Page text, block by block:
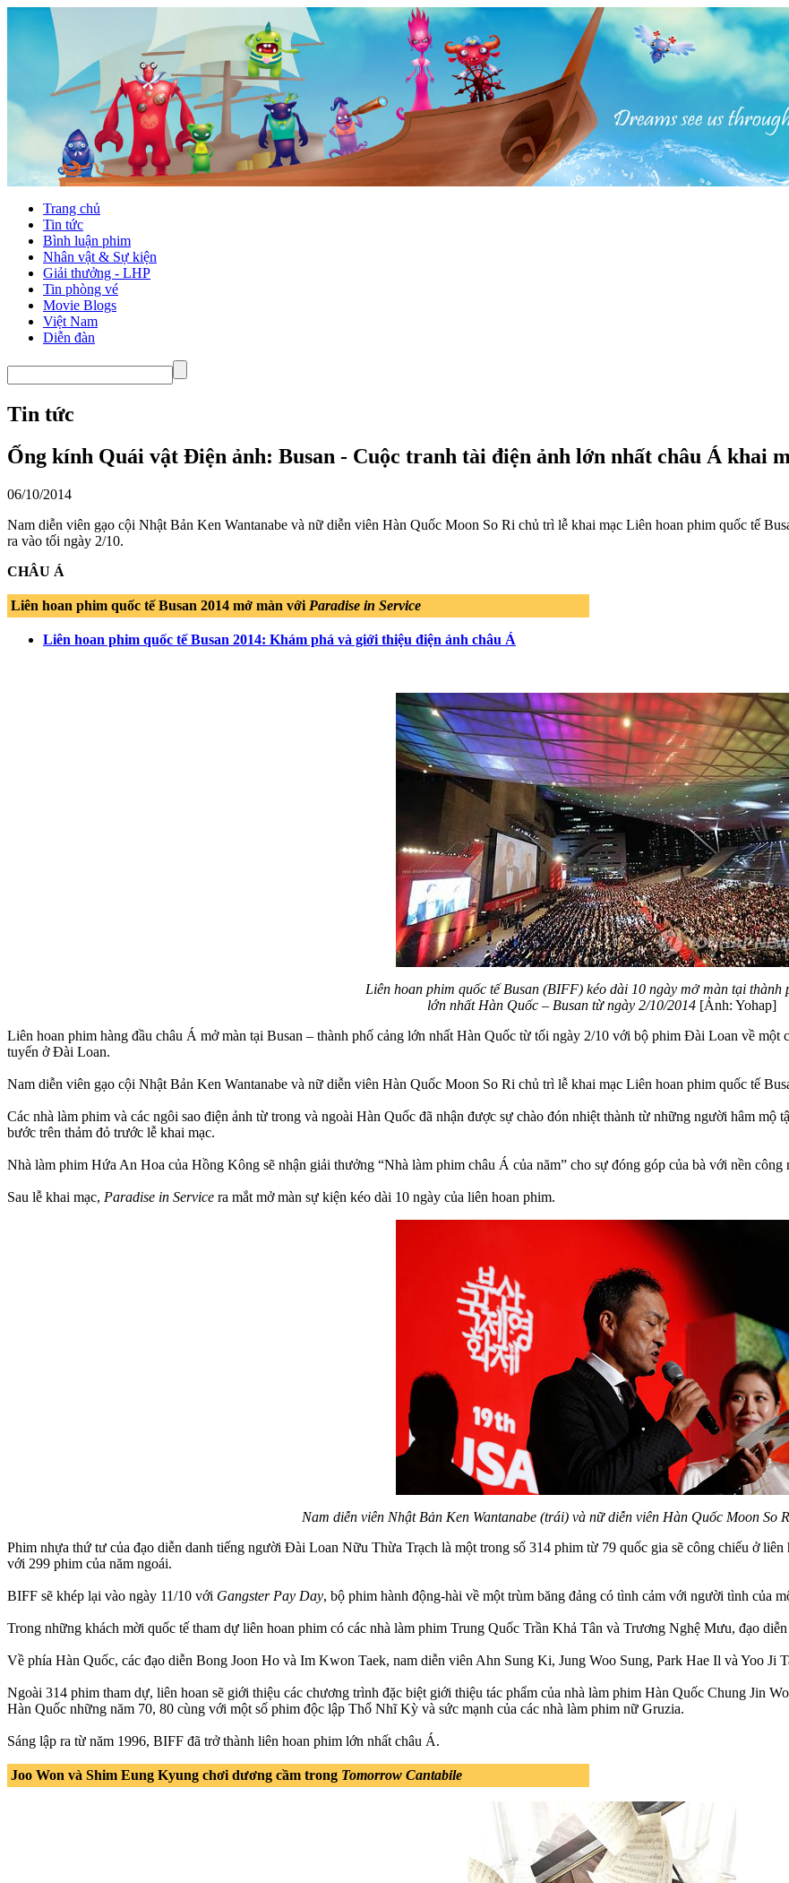
Trang chủ
Tin tức
Bình luận phim
Nhân vật & Sự kiện
Giải thưởng - LHP
Tin phòng vé
Movie Blogs
Việt Nam
Diễn đàn
Tin tức
Ống kính Quái vật Điện ảnh: Busan - Cuộc tranh tài điện ảnh lớn nhất châu Á khai
06/10/2014
Nam diễn viên gạo cội Nhật Bản Ken Wantanabe và nữ diễn viên Hàn Quốc Moon So Ri chủ trì lễ khai mạc Liên hoan phim quốc tế
ra vào tối ngày 2/10.
CHÂU Á
Liên hoan phim quốc tế Busan 2014 mở màn với Paradise in Service
Liên hoan phim quốc tế Busan 2014: Khám phá và giới thiệu điện ảnh châu Á
Liên hoan phim quốc tế Busan (BIFF) kéo dài 10 ngày mở màn tại thành
lớn nhất Hàn Quốc – Busan từ ngày 2/10/2014 [Ảnh: Yohap]
Liên hoan phim hàng đầu châu Á mở màn tại Busan – thành phố cảng lớn nhất Hàn Quốc từ tối ngày 2/10 với bộ phim Đài Loan về một
tuyến ở Đài Loan.
Nam diễn viên gạo cội Nhật Bản Ken Wantanabe và nữ diễn viên Hàn Quốc Moon So Ri chủ trì lễ khai mạc Liên hoan phim quốc tế
Các nhà làm phim và các ngôi sao điện ảnh từ trong và ngoài Hàn Quốc đã nhận được sự chào đón nhiệt thành từ những người hâm mộ
bước trên thảm đỏ trước lễ khai mạc.
Nhà làm phim Hứa An Hoa của Hồng Kông sẽ nhận giải thưởng “Nhà làm phim châu Á của năm” cho sự đóng góp của bà với nền công
Sau lễ khai mạc, Paradise in Service ra mắt mở màn sự kiện kéo dài 10 ngày của liên hoan phim.
Nam diễn viên Nhật Bản Ken Wantanabe (trái) và nữ diễn viên Hàn Quốc Moon So
Phim nhựa thứ tư của đạo diễn danh tiếng người Đài Loan Nữu Thừa Trạch là một trong số 314 phim từ 79 quốc gia sẽ công chiếu ở
với 299 phim của năm ngoái.
BIFF sẽ khép lại vào ngày 11/10 với Gangster Pay Day, bộ phim hành động-hài về một trùm băng đảng có tình cảm với người tình của
Trong những khách mời quốc tế tham dự liên hoan phim có các nhà làm phim Trung Quốc Trần Khả Tân và Trương Nghệ Mưu, đạo
Về phía Hàn Quốc, các đạo diễn Bong Joon Ho và Im Kwon Taek, nam diễn viên Ahn Sung Ki, Jung Woo Sung, Park Hae Il và Yoo Ji
Ngoài 314 phim tham dự, liên hoan sẽ giới thiệu các chương trình đặc biệt giới thiệu tác phẩm của nhà làm phim Hàn Quốc Chung Jin
Hàn Quốc những năm 70, 80 cùng với một số phim độc lập Thổ Nhĩ Kỳ và sức mạnh của các nhà làm phim nữ Gruzia.
Sáng lập ra từ năm 1996, BIFF đã trở thành liên hoan phim lớn nhất châu Á.
Joo Won và Shim Eung Kyung chơi dương cầm trong Tomorrow Cantabile